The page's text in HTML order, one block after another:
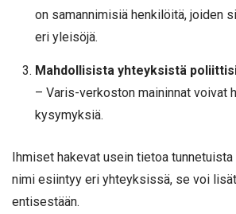
on samannimisiä henkilöitä, joiden
eri yleisöjä.
Mahdollisista yhteyksistä
– Varis-verkoston maininnat voivat
kysymyksiä.
Ihmiset hakevat usein tietoa
nimi esiintyy eri yhteyksissä, se voi
entisestään.